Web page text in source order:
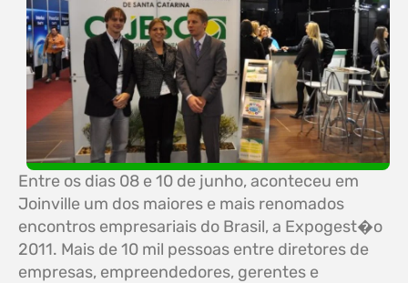
Entre os dias 08 e 10 de junho, aconteceu em
Joinville um dos maiores e mais renomados
encontros empresariais do Brasil, a Expogest�o
2011. Mais de 10 mil pessoas entre diretores de
empresas, empreendedores, gerentes e